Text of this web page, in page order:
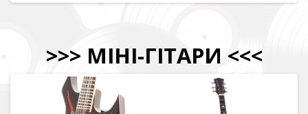
>>> МІНІ-ГІТАРИ <<<